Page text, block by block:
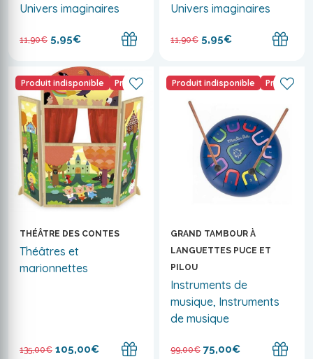
Univers imaginaires
11,90€ 5,95€
Univers imaginaires
11,90€ 5,95€
Produit indisponible Promo
THÉÂTRE DES CONTES
Théâtres et
marionnettes
135,00€ 105,00€
Produit indisponible Promo
GRAND TAMBOUR À
LANGUETTES PUCE ET
PILOU
Instruments de
musique, Instruments
de musique
99,00€ 75,00€